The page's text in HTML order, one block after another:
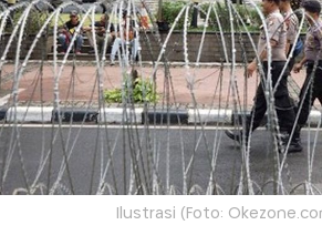
Ilustrasi (Foto: